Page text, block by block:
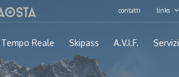
contatti links
Tempo Reale Skipass A.V.I.F. Servizi